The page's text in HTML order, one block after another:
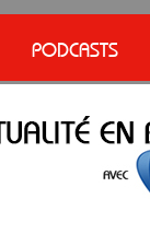
PODCASTS